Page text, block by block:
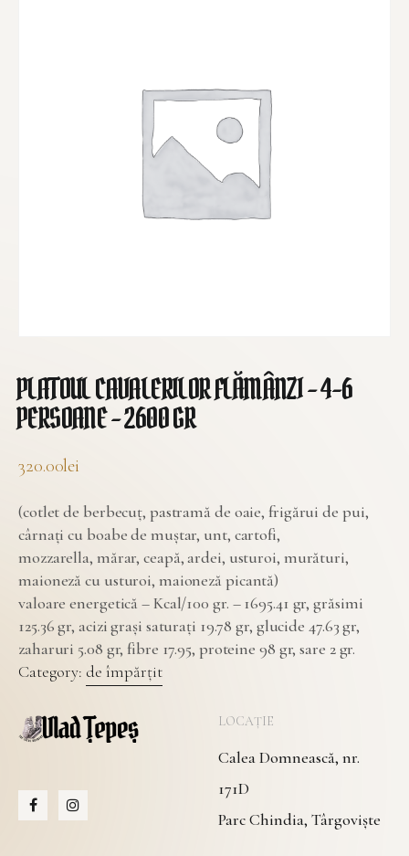
PLATOUL CAVALERILOR FLĂMÂNZI – 4-6
PERSOANE – 2600 GR
320.00lei
(cotlet de berbecuț, pastramă de oaie, frigărui de pui,
cârnați cu boabe de muștar, unt, cartofi,
mozzarella, mărar, ceapă, ardei, usturoi, murături,
maioneză cu usturoi, maioneză picantă)
valoare energetică – Kcal/100 gr. – 1695.41 gr, grăsimi
125.36 gr, acizi grași saturați 19.78 gr, glucide 47.63 gr,
zaharuri 5.08 gr, fibre 17.95, proteine 98 gr, sare 2 gr.
Category: de împărțit
LOCAȚIE
Calea Domnească, nr.
171D
Parc Chindia, Târgoviște